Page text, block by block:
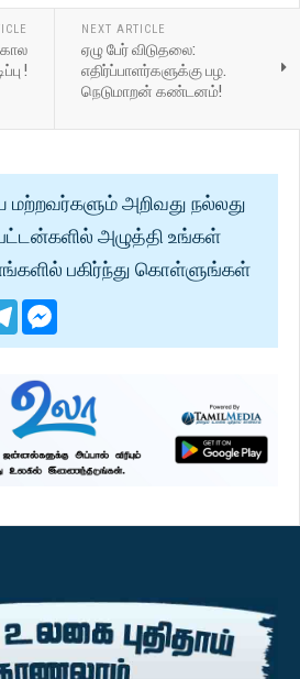
!
NEXT ARTICLE
ஏழு பேர் விடுதலை:
எதிர்ப்பாளர்களுக்கு பழ.
நெடுமாறன் கண்டனம்!
அறிவது நல்லது
அழுத்தி உங்கள்
பகிர்ந்து கொள்ளுங்கள்
Telegram